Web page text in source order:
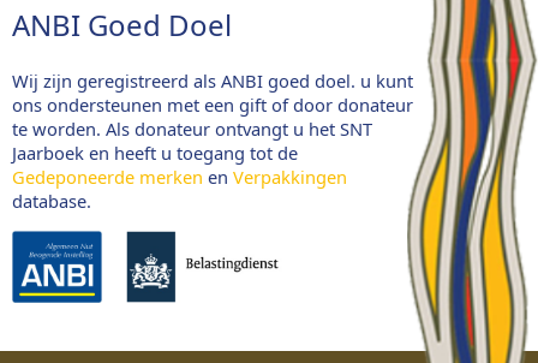
ANBI Goed Doel
Wij zijn geregistreerd als ANBI goed doel. u kunt
ons ondersteunen met een gift of door donateur
te worden. Als donateur ontvangt u het SNT
Jaarboek en heeft u toegang tot de
Gedeponeerde merken en Verpakkingen
database.